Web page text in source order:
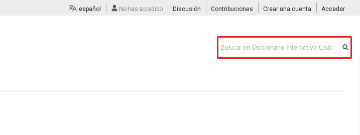
español No has accedido Discusión Contribuciones Crear una cuenta Acceder
Buscar